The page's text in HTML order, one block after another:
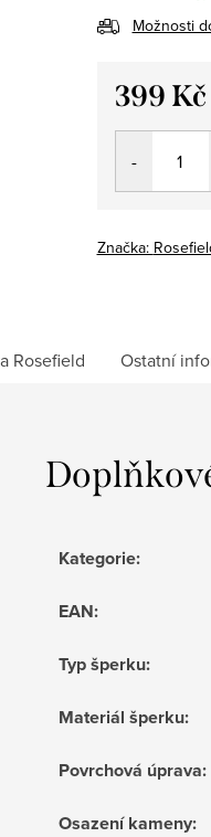
Možnosti
399 Kč
Měrná
Značka:
Rosefield Ostatní
Kategorie:
EAN:
Typ šperku:
Materiál šperku:
Povrchová úprava:
Osazení kameny: